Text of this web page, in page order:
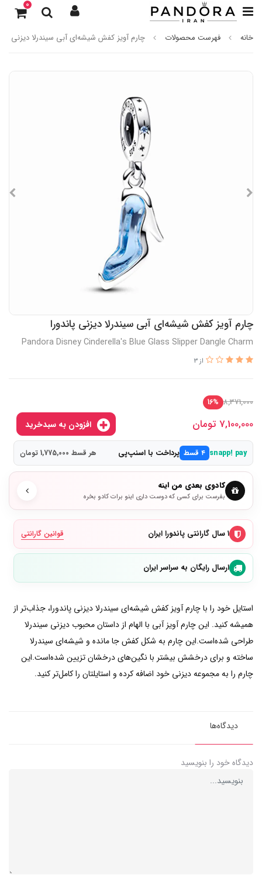
0
خانه فهرست محصولات چارم آویز کفش شیشه‌ای آبی سیندرلا دیزنی
چارم آویز کفش شیشه‌ای آبی سیندرلا دیزنی پاندورا
Pandora Disney Cinderella's Blue Glass Slipper Dangle Charm
از 3
8,371,000
16%
7,100,000 تومان
snapp! pay ۴ قسط پرداخت با اسنپ‌پی هر قسط 1,775,000 تومان
کادوی بعدی من اینه
بفرست برای کسی که دوست داری اینو برات کادو بخره
۱ سال گارانتی پاندورا ایران قوانین گارانتی
ارسال رایگان به سراسر ایران
استایل خود را با چارم آویز کفش شیشه‌ای سیندرلا دیزنی پاندورا، جذاب‌تر از
همیشه کنید. این چارم آویز آبی با الهام از داستان محبوب دیزنی سیندرلا
طراحی شده‌است.این چارم به شکل کفش جا مانده و شیشه‌ای سیندرلا
ساخته و برای درخشش بیشتر با نگین‌های درخشان تزیین شده‌است.این
چارم را به مجموعه دیزنی خود اضافه کرده و استایلتان را کامل‌تر کنید.
دیدگاه‌ها
دیدگاه خود را بنویسید